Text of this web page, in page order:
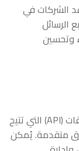
الشركات في
الرسائل
وتحسين
واجهة برمجة التطبيقات (API) التي تتيح
متقدمة. يُمكن